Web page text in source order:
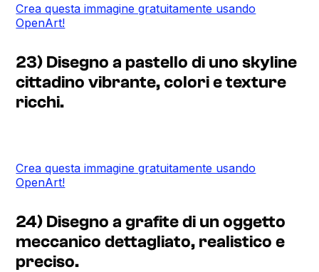
Crea questa immagine gratuitamente usando
OpenArt!
23) Disegno a pastello di uno skyline
cittadino vibrante, colori e texture
ricchi.
Crea questa immagine gratuitamente usando
OpenArt!
24) Disegno a grafite di un oggetto
meccanico dettagliato, realistico e
preciso.